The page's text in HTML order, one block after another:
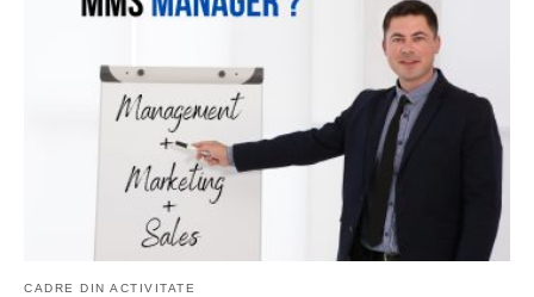
CADRE DIN ACTIVITATE